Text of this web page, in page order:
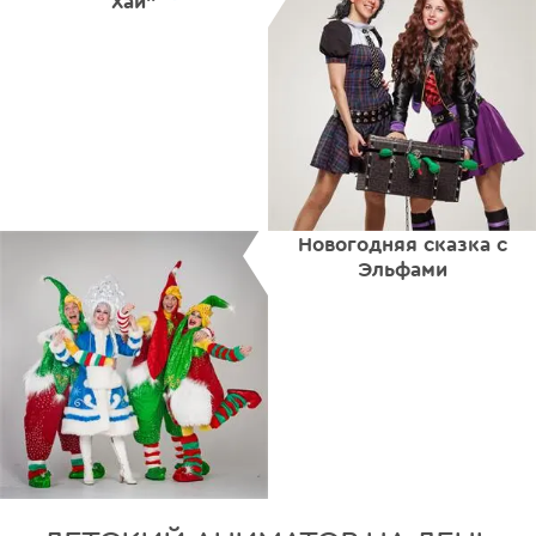
Новогодняя сказка с
Эльфами